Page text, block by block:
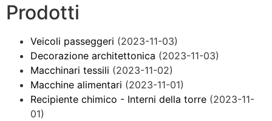
Prodotti
Veicoli passeggeri (2023-11-03)
Decorazione architettonica (2023-11-03)
Macchinari tessili (2023-11-02)
Macchine alimentari (2023-11-01)
Recipiente chimico - Interni della torre (2023-11-
01)